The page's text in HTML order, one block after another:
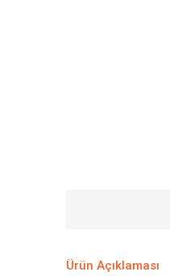
Ürün Açıklaması